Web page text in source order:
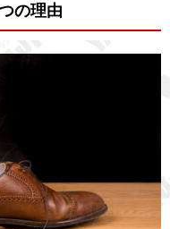
の理由